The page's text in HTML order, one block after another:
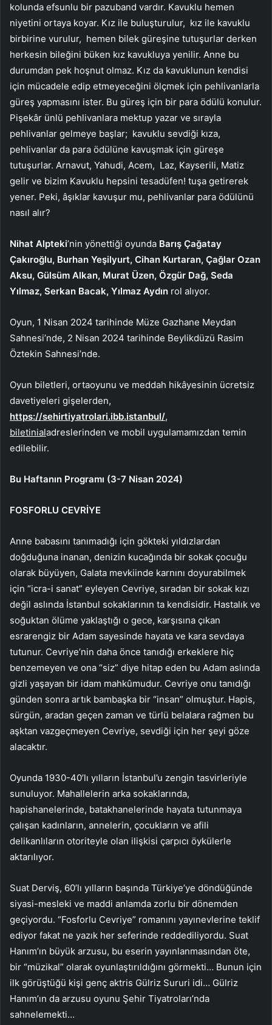
kolunda efsunlu bir pazuband vardır. Kavuklu hemen
niyetini ortaya koyar. Kız ile buluşturulur, kız ile kavuklu
birbirine vurulur, hemen bilek güreşine tutuşurlar derken
herkesin bileğini büken kız kavukluya yenilir. Anne bu
durumdan pek hoşnut olmaz. Kız da kavuklunun kendisi
için mücadele edip etmeyeceğini ölçmek için pehlivanlarla
güreş yapmasını ister. Bu güreş için bir para ödülü konulur.
Pişekâr ünlü pehlivanlara mektup yazar ve sırayla
pehlivanlar gelmeye başlar; kavuklu sevdiği kıza,
pehlivanlar da para ödülüne kavuşmak için güreşe
tutuşurlar. Arnavut, Yahudi, Acem, Laz, Kayserili, Matiz
gelir ve bizim Kavuklu hepsini tesadüfen! tuşa getirerek
yener. Peki, âşıklar kavuşur mu, pehlivanlar para ödülünü
nasıl alır?
Nihat Alpteki’nin yönettiği oyunda Barış Çağatay
Çakıroğlu, Burhan Yeşilyurt, Cihan Kurtaran, Çağlar Ozan
Aksu, Gülsüm Alkan, Murat Üzen, Özgür Dağ, Seda
Yılmaz, Serkan Bacak, Yılmaz Aydın rol alıyor.
Oyun, 1 Nisan 2024 tarihinde Müze Gazhane Meydan
Sahnesi’nde, 2 Nisan 2024 tarihinde Beylikdüzü Rasim
Öztekin Sahnesi’nde.
Oyun biletleri, ortaoyunu ve meddah hikâyesinin ücretsiz
davetiyeleri gişelerden,
https://sehirtiyatrolari.ibb.istanbul/,
biletinialadreslerinden ve mobil uygulamamızdan temin
edilebilir.
Bu Haftanın Programı (3-7 Nisan 2024)
FOSFORLU CEVRİYE
Anne babasını tanımadığı için gökteki yıldızlardan
doğduğuna inanan, denizin kucağında bir sokak çocuğu
olarak büyüyen, Galata mevkiinde karnını doyurabilmek
için “icra-i sanat” eyleyen Cevriye, sıradan bir sokak kızı
değil aslında İstanbul sokaklarının ta kendisidir. Hastalık ve
soğuktan ölüme yaklaştığı o gece, karşısına çıkan
esrarengiz bir Adam sayesinde hayata ve kara sevdaya
tutunur. Cevriye’nin daha önce tanıdığı erkeklere hiç
benzemeyen ve ona “siz” diye hitap eden bu Adam aslında
gizli yaşayan bir idam mahkûmudur. Cevriye onu tanıdığı
günden sonra artık bambaşka bir “insan” olmuştur. Hapis,
sürgün, aradan geçen zaman ve türlü belalara rağmen bu
aşktan vazgeçmeyen Cevriye, sevdiği için her şeyi göze
alacaktır.
Oyunda 1930-40’lı yılların İstanbul’u zengin tasvirleriyle
sunuluyor. Mahallelerin arka sokaklarında,
hapishanelerinde, batakhanelerinde hayata tutunmaya
çalışan kadınların, annelerin, çocukların ve afili
delikanlıların otoriteyle olan ilişkisi çarpıcı öykülerle
aktarılıyor.
Suat Derviş, 60’lı yılların başında Türkiye’ye döndüğünde
siyasi-mesleki ve maddi anlamda zorlu bir dönemden
geçiyordu. “Fosforlu Cevriye” romanını yayınevlerine teklif
ediyor fakat ne yazık her seferinde reddediliyordu. Suat
Hanım’ın büyük arzusu, bu eserin yayınlanmasından öte,
bir “müzikal” olarak oyunlaştırıldığını görmekti… Bunun için
ilk görüştüğü kişi genç aktris Gülriz Sururi idi… Gülriz
Hanım’ın da arzusu oyunu Şehir Tiyatroları’nda
sahnelemekti…